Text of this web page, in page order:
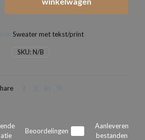
SKU:N/B
Sweater met tekst/print
Beoordelingen
Aanleveren
bestanden